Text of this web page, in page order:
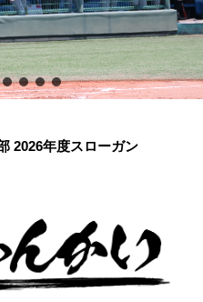
2026年度スローガン